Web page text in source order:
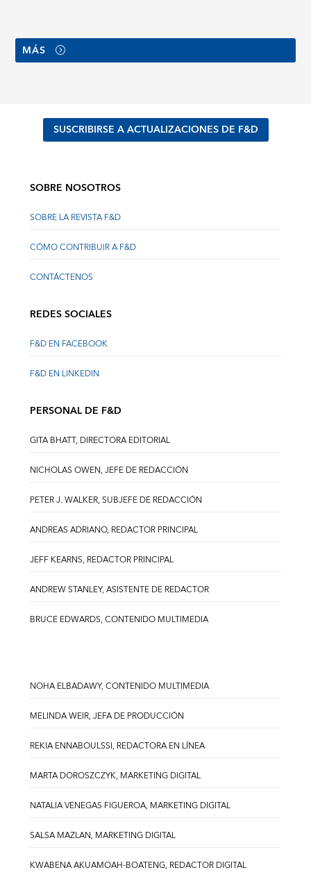
MÁS
SUSCRIBIRSE A ACTUALIZACIONES DE F&D
SOBRE NOSOTROS
SOBRE LA REVISTA F&D
CÓMO CONTRIBUIR A F&D
CONTÁCTENOS
REDES SOCIALES
F&D EN FACEBOOK
F&D EN LINKEDIN
PERSONAL DE F&D
GITA BHATT, DIRECTORA EDITORIAL
NICHOLAS OWEN, JEFE DE REDACCIÓN
PETER J. WALKER, SUBJEFE DE REDACCIÓN
ANDREAS ADRIANO, REDACTOR PRINCIPAL
JEFF KEARNS, REDACTOR PRINCIPAL
ANDREW STANLEY, ASISTENTE DE REDACTOR
BRUCE EDWARDS, CONTENIDO MULTIMEDIA
NOHA ELBADAWY, CONTENIDO MULTIMEDIA
MELINDA WEIR, JEFA DE PRODUCCIÓN
REKIA ENNABOULSSI, REDACTORA EN LÍNEA
MARTA DOROSZCZYK, MARKETING DIGITAL
NATALIA VENEGAS FIGUEROA, MARKETING DIGITAL
SALSA MAZLAN, MARKETING DIGITAL
KWABENA AKUAMOAH-BOATENG, REDACTOR DIGITAL